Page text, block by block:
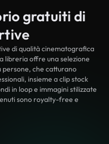
gratuiti di
di qualità cinematografica
libreria offre una selezione
che catturano
insieme a clip stock
in loop e immagini stilizzate
sono royalty-free e